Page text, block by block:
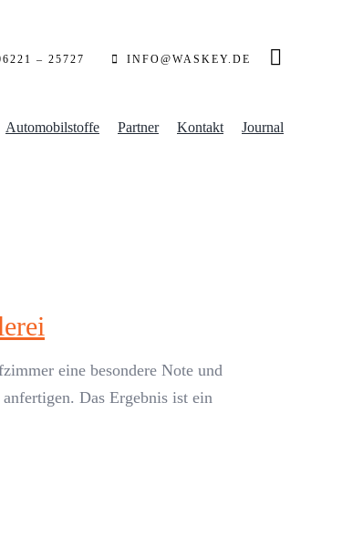
– 25727 INFO@WASKEY.DE
Automobilstoffe Partner Kontakt Journal
eine besondere Note und
Das Ergebnis ist ein